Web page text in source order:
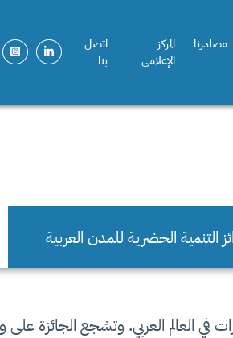
مصادرنا
المركز
الإعلامي
اتصل
بنا
التنمية الحضرية للمدن العربية
في العالم العربي. وتشجع الجائزة